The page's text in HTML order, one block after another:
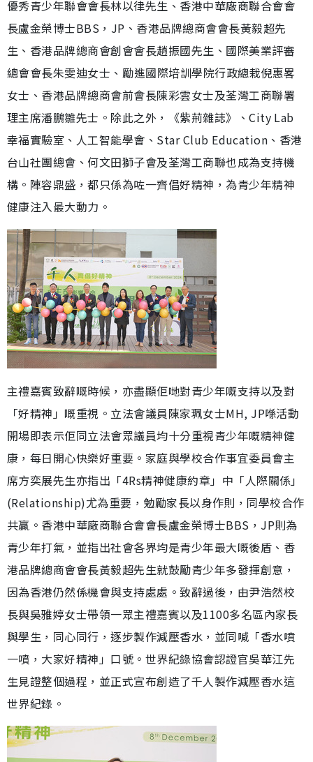
優秀青少年聯會會長林以律先生、香港中華廠商聯合會會
長盧金榮博士BBS，JP、香港品牌總商會會長黃毅超先
生、香港品牌總商會創會會長趙振國先生、國際美業評審
總會會長朱雯迪女士、⁠勵進國際培訓學院行政總栽倪惠畧
女士、香港品牌總商會前會長陳彩雲女士及荃灣工商聯署
理主席潘鵬雛先士。除此之外，《紫荊雜誌》、City Lab
幸福實驗室、人工智能學會、Star Club Education、香港
台山社團總會、何文田獅子會及荃灣工商聯也成為支持機
構。陣容鼎盛，都只係為咗一齊倡好精神，為青少年精神
健康注入最大動力。
主禮嘉賓致辭嘅時候，亦盡顯佢哋對青少年嘅支持以及對
「好精神」嘅重視。立法會議員陳家珮女士MH, JP喺活動
開場即表示佢同立法會眾議員均十分重視青少年嘅精神健
康，每日開心快樂好重要。家庭與學校合作事宜委員會主
席方奕展先生亦指出「4Rs精神健康約章」中「人際關係」
(Relationship)尤為重要，勉勵家長以身作則，同學校合作
共贏。香港中華廠商聯合會會長盧金榮博士BBS，JP則為
青少年打氣，並指出社會各界均是青少年最大嘅後盾、香
港品牌總商會會長黃毅超先生就鼓勵青少年多發揮創意，
因為香港仍然係機會與支持處處。致辭過後，由尹浩然校
長與吳雅婷女士帶領一眾主禮嘉賓以及1100多名區內家長
與學生，同心同行，逐步製作減壓香水，並同喊「香水噴
一噴，大家好精神」口號。世界紀錄協會認證官吳華江先
生見證整個過程，並正式宣布創造了千人製作減壓香水這
世界紀錄。